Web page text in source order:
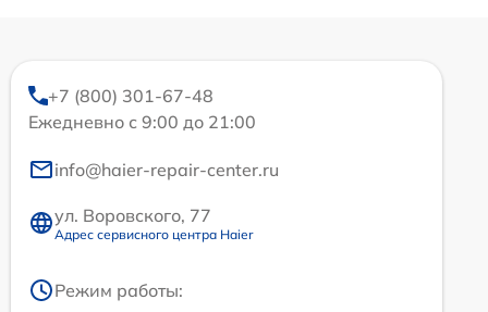
+7 (800) 301-67-48
Ежедневно с 9:00 до 21:00
info@haier-repair-center.ru
ул. Воровского, 77
Адрес сервисного центра Haier
Режим работы: